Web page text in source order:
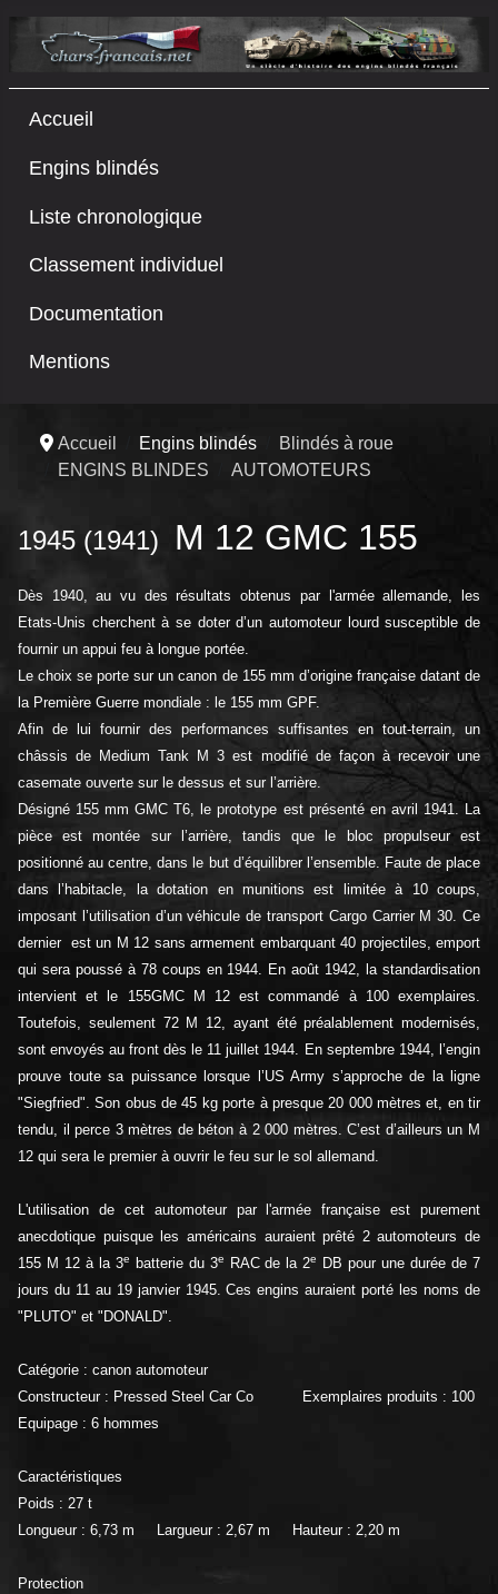
Accueil
Engins blindés
Liste chronologique
Classement individuel
Documentation
Mentions
Accueil Engins blindés
Blindés à roue
ENGINS BLINDES
AUTOMOTEURS
1945 (1941) M 12 GMC 155
Dès 1940, au vu des résultats obtenus par l'armée allemande, les
Etats-Unis cherchent à se doter d’un automoteur lourd susceptible de
fournir un appui feu à longue portée.
Le choix se porte sur un canon de 155 mm d’origine française datant de
la Première Guerre mondiale : le 155 mm GPF.
Afin de lui fournir des performances suffisantes en tout-terrain, un
châssis de Medium Tank M 3 est modifié de façon à recevoir une
casemate ouverte sur le dessus et sur l’arrière.
Désigné 155 mm GMC T6, le prototype est présenté en avril 1941. La
pièce est montée sur l’arrière, tandis que le bloc propulseur est
positionné au centre, dans le but d’équilibrer l’ensemble. Faute de place
dans l’habitacle, la dotation en munitions est limitée à 10 coups,
imposant l’utilisation d’un véhicule de transport Cargo Carrier M 30. Ce
dernier est un M 12 sans armement embarquant 40 projectiles, emport
qui sera poussé à 78 coups en 1944. En août 1942, la standardisation
intervient et le 155GMC M 12 est commandé à 100 exemplaires.
Toutefois, seulement 72 M 12, ayant été préalablement modernisés,
sont envoyés au front dès le 11 juillet 1944. En septembre 1944, l’engin
prouve toute sa puissance lorsque l’US Army s’approche de la ligne
"Siegfried". Son obus de 45 kg porte à presque 20 000 mètres et, en tir
tendu, il perce 3 mètres de béton à 2 000 mètres. C’est d’ailleurs un M
12 qui sera le premier à ouvrir le feu sur le sol allemand.
L'utilisation de cet automoteur par l'armée française est purement
anecdotique puisque les américains auraient prêté 2 automoteurs de
155 M 12 à la 3e batterie du 3e RAC de la 2e DB pour une durée de7
jours du 11 au 19 janvier 1945. Ces engins auraient porté les noms de
"PLUTO" et "DONALD".
Catégorie : canon automoteur
Constructeur : Pressed Steel Car Co
Exemplaires produits : 100
Equipage : 6 hommes
Caractéristiques
Poids : 27 t
Longueur : 6,73 m
Largueur : 2,67 m Hauteur : 2,20 m
Protection